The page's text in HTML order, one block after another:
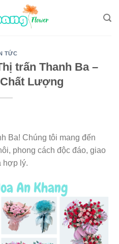
TỨC
trấn Thanh Ba –
Lượng
Ba! Chúng tôi mang đến
phong cách độc đáo, giao
hợp lý.